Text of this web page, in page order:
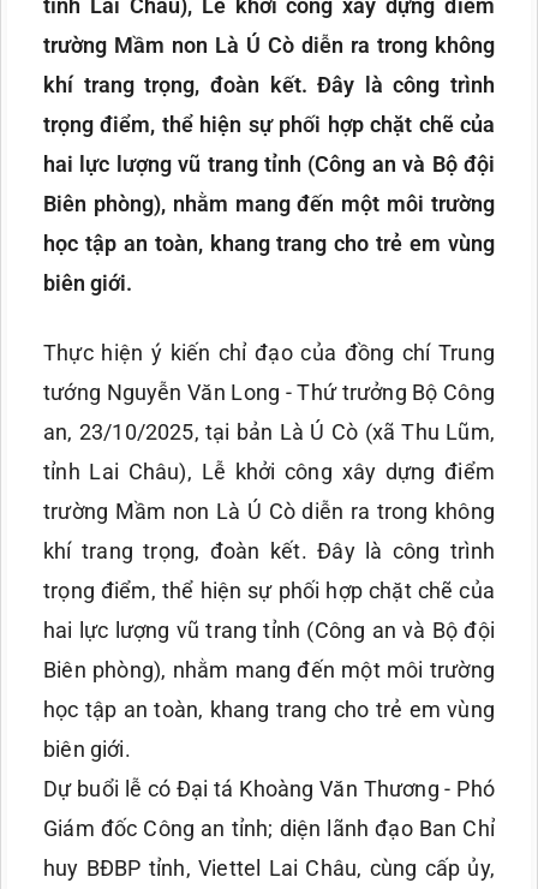
tỉnh Lai Châu), Lễ khởi công xây dựng điểm
trường Mầm non Là Ú Cò diễn ra trong không
khí trang trọng, đoàn kết. Đây là công trình
trọng điểm, thể hiện sự phối hợp chặt chẽ của
hai lực lượng vũ trang tỉnh (Công an và Bộ đội
Biên phòng), nhằm mang đến một môi trường
học tập an toàn, khang trang cho trẻ em vùng
biên giới.
Thực hiện ý kiến chỉ đạo của đồng chí Trung
tướng Nguyễn Văn Long - Thứ trưởng Bộ Công
an, 23/10/2025, tại bản Là Ú Cò (xã Thu Lũm,
tỉnh Lai Châu), Lễ khởi công xây dựng điểm
trường Mầm non Là Ú Cò diễn ra trong không
khí trang trọng, đoàn kết. Đây là công trình
trọng điểm, thể hiện sự phối hợp chặt chẽ của
hai lực lượng vũ trang tỉnh (Công an và Bộ đội
Biên phòng), nhằm mang đến một môi trường
học tập an toàn, khang trang cho trẻ em vùng
biên giới.
Dự buổi lễ có Đại tá Khoàng Văn Thương - Phó
Giám đốc Công an tỉnh; diện lãnh đạo Ban Chỉ
huy BĐBP tỉnh, Viettel Lai Châu, cùng cấp ủy,